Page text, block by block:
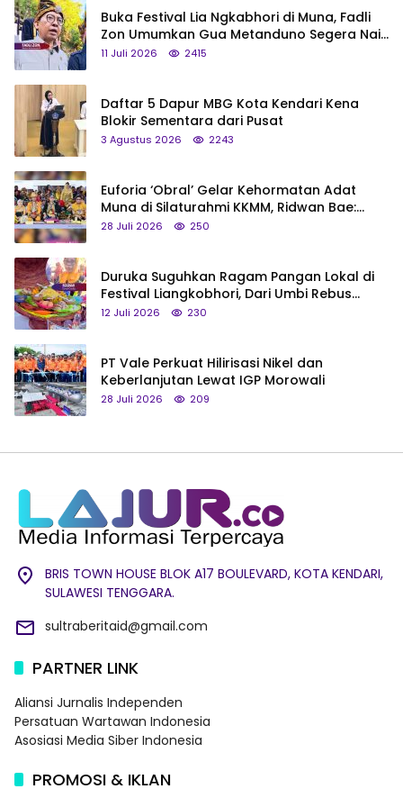
Buka Festival Lia Ngkabhori di Muna, Fadli
Zon Umumkan Gua Metanduno Segera Naik
Status Jadi Cagar Budaya Nasional
11 Juli 2026 2415
Daftar 5 Dapur MBG Kota Kendari Kena
Blokir Sementara dari Pusat
3 Agustus 2026 2243
Euforia ‘Obral’ Gelar Kehormatan Adat
Muna di Silaturahmi KKMM, Ridwan Bae:
Saya Bukan Tipe Begitu, Belum Pantas!
28 Juli 2026 250
Duruka Suguhkan Ragam Pangan Lokal di
Festival Liangkobhori, Dari Umbi Rebus
hingga Tumpeng Beras Muna
12 Juli 2026 230
PT Vale Perkuat Hilirisasi Nikel dan
Keberlanjutan Lewat IGP Morowali
28 Juli 2026 209
BRIS TOWN HOUSE BLOK A17 BOULEVARD, KOTA KENDARI,
SULAWESI TENGGARA.
sultraberitaid@gmail.com
PARTNER LINK
Aliansi Jurnalis Independen
Persatuan Wartawan Indonesia
Asosiasi Media Siber Indonesia
PROMOSI & IKLAN